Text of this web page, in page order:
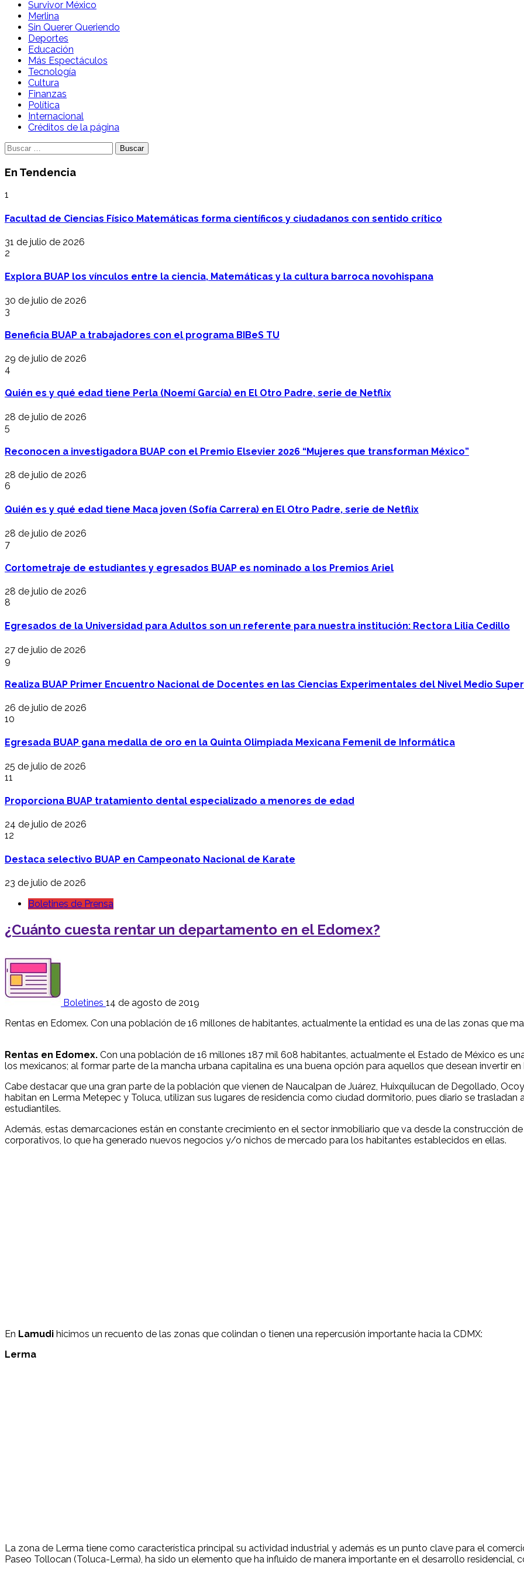
Survivor México
Merlina
Sin Querer Queriendo
Deportes
Educación
Más Espectáculos
Tecnología
Cultura
Finanzas
Política
Internacional
Créditos de la página
Buscar:
En Tendencia
1
Facultad de Ciencias Físico Matemáticas forma científicos y ciudadanos con sentido crítico
31 de julio de 2026
2
Explora BUAP los vínculos entre la ciencia, Matemáticas y la cultura barroca novohispana
30 de julio de 2026
3
Beneficia BUAP a trabajadores con el programa BIBeS TU
29 de julio de 2026
4
Quién es y qué edad tiene Perla (Noemí García) en El Otro Padre, serie de Netflix
28 de julio de 2026
5
Reconocen a investigadora BUAP con el Premio Elsevier 2026 “Mujeres que transforman México”
28 de julio de 2026
6
Quién es y qué edad tiene Maca joven (Sofía Carrera) en El Otro Padre, serie de Netflix
28 de julio de 2026
7
Cortometraje de estudiantes y egresados BUAP es nominado a los Premios Ariel
28 de julio de 2026
8
Egresados de la Universidad para Adultos son un referente para nuestra institución: Rectora Lilia Cedillo
27 de julio de 2026
9
Realiza BUAP Primer Encuentro Nacional de Docentes en las Ciencias Experimentales del Nivel Medio
26 de julio de 2026
10
Egresada BUAP gana medalla de oro en la Quinta Olimpiada Mexicana Femenil de Informática
25 de julio de 2026
11
Proporciona BUAP tratamiento dental especializado a menores de edad
24 de julio de 2026
12
Destaca selectivo BUAP en Campeonato Nacional de Karate
23 de julio de 2026
Boletines de Prensa
¿Cuánto cuesta rentar un departamento en el Edomex?
Boletines 14 de agosto de 2019
Rentas en Edomex. Con una población de 16 millones de habitantes, actualmente la entidad es una de las zonas que
Rentas en Edomex. Con una población de 16 millones 187 mil 608 habitantes, actualmente el Estado de México es
los mexicanos; al formar parte de la mancha urbana capitalina es una buena opción para aquellos que desean invertir en
Cabe destacar que una gran parte de la población que vienen de Naucalpan de Juárez, Huixquilucan de Degollado,
habitan en Lerma Metepec y Toluca, utilizan sus lugares de residencia como ciudad dormitorio, pues diario se
estudiantiles.
Además, estas demarcaciones están en constante crecimiento en el sector inmobiliario que va desde la construcción
corporativos, lo que ha generado nuevos negocios y/o nichos de mercado para los habitantes establecidos en ellas.
En Lamudi hicimos un recuento de las zonas que colindan o tienen una repercusión importante hacia la CDMX:
Lerma
La zona de Lerma tiene como característica principal su actividad industrial y además es un punto clave para el
Paseo Tollocan (Toluca-Lerma), ha sido un elemento que ha influido de manera importante en el desarrollo residencial,